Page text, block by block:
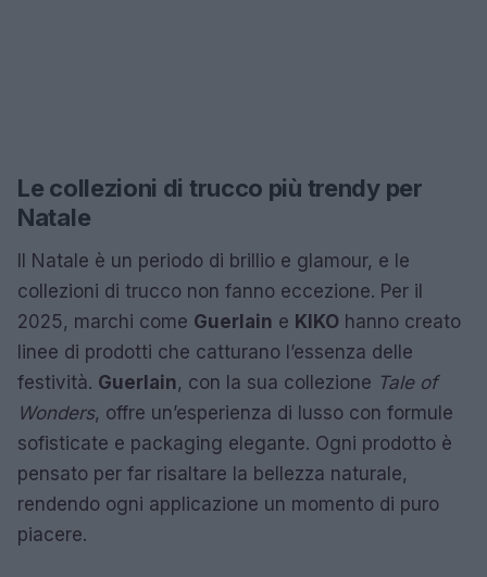
Le collezioni di trucco più trendy per
Natale
Il Natale è un periodo di brillio e glamour, e le
collezioni di trucco non fanno eccezione. Per il
2025, marchi come Guerlain e KIKO hanno creato
linee di prodotti che catturano l’essenza delle
festività. Guerlain, con la sua collezione Tale of
Wonders, offre un’esperienza di lusso con formule
sofisticate e packaging elegante. Ogni prodotto è
pensato per far risaltare la bellezza naturale,
rendendo ogni applicazione un momento di puro
piacere.